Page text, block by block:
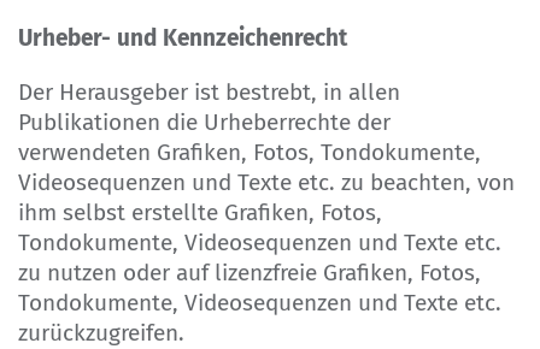
Urheber- und Kennzeichenrecht
Der Herausgeber ist bestrebt, in allen
Publikationen die Urheberrechte der
verwendeten Grafiken, Fotos, Tondokumente,
Videosequenzen und Texte etc. zu beachten, von
ihm selbst erstellte Grafiken, Fotos,
Tondokumente, Videosequenzen und Texte etc.
zu nutzen oder auf lizenzfreie Grafiken, Fotos,
Tondokumente, Videosequenzen und Texte etc.
zurückzugreifen.